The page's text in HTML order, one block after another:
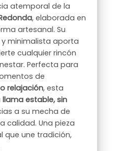
atemporal de la
, elaborada en
artesanal. Su
minimalista aporta
cualquier rincón
Perfecta para
de
relajación, esta
llama estable, sin
a su mecha de
calidad. Una pieza
que une tradición,